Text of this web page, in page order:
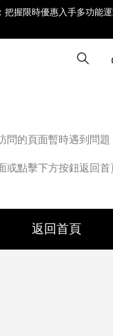
把握限時優惠入手多功能
問的頁面暫時遇到問題
或點擊下方按鈕返回首
返回首頁